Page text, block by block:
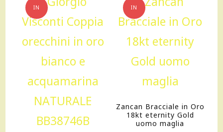
IN
OFFERTA!
IN
OFFERTA!
Zancan Bracciale in Oro
18kt eternity Gold
uomo maglia